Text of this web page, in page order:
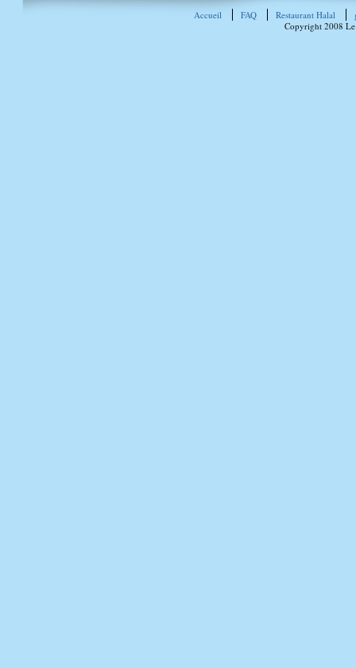
Accueil FAQ Restaurant Halal
Copyright 2008